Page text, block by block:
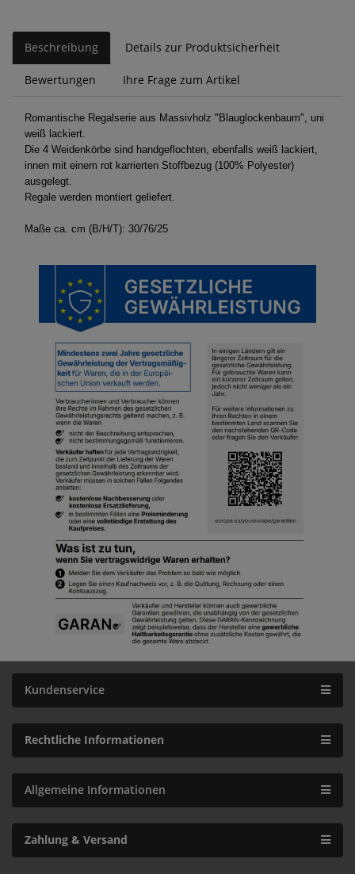
Beschreibung Details zur Produktsicherheit
Bewertungen Ihre Frage zum Artikel
Romantische Regalserie aus Massivholz "Blauglockenbaum", uni
weiß lackiert.
Die 4 Weidenkörbe sind handgeflochten, ebenfalls weiß lackiert,
innen mit einem rot karrierten Stoffbezug (100% Polyester)
ausgelegt.
Regale werden montiert geliefert.
Maße ca. cm (B/H/T): 30/76/25
Kundenservice
Rechtliche Informationen
Allgemeine Informationen
Zahlung & Versand